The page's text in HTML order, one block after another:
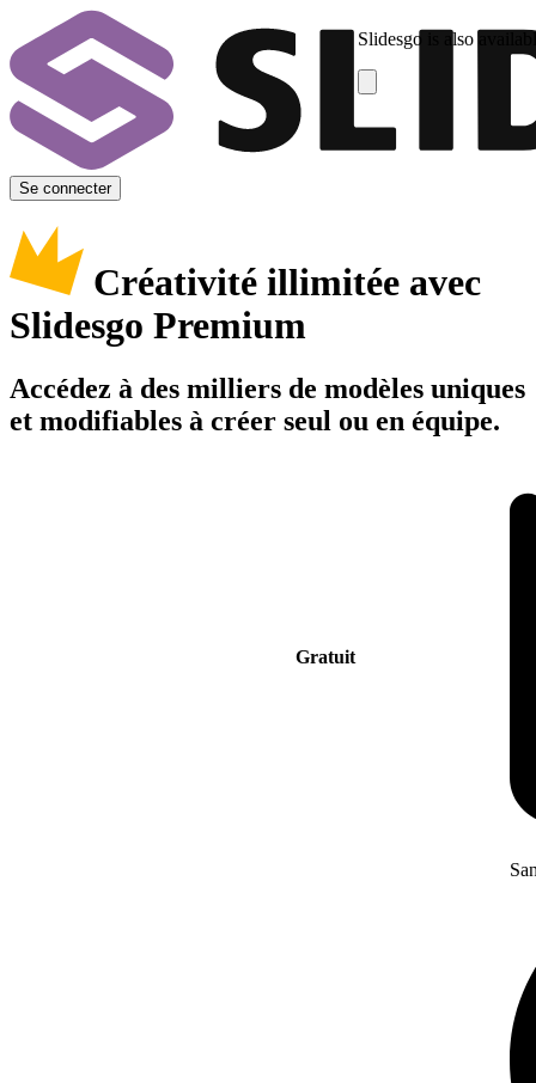
Slidesgo is also
Se connecter
Créativité illimitée avec
Slidesgo Premium
Accédez à des milliers de modèles uniques
et modifiables à créer seul ou en équipe.
Gratuit